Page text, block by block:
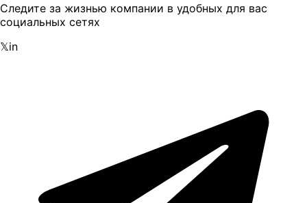
Следите за жизнью компании в удобных для вас
социальных сетях
𝕏in